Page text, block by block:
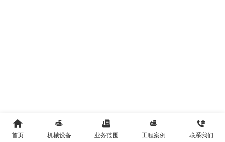

首页

机械设备

业务范围

工程案例

联系我们